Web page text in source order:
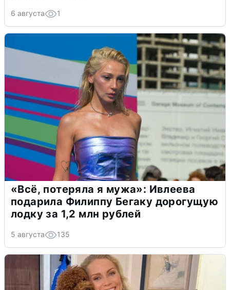
6 августа 1
«Всё, потеряла я мужа»: Ивлеева
подарила Филиппу Бегаку дорогущую
лодку за 1,2 млн рублей
5 августа 135